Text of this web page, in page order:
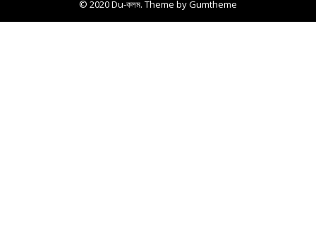
© 2020 Du-কলম. Theme byGumtheme